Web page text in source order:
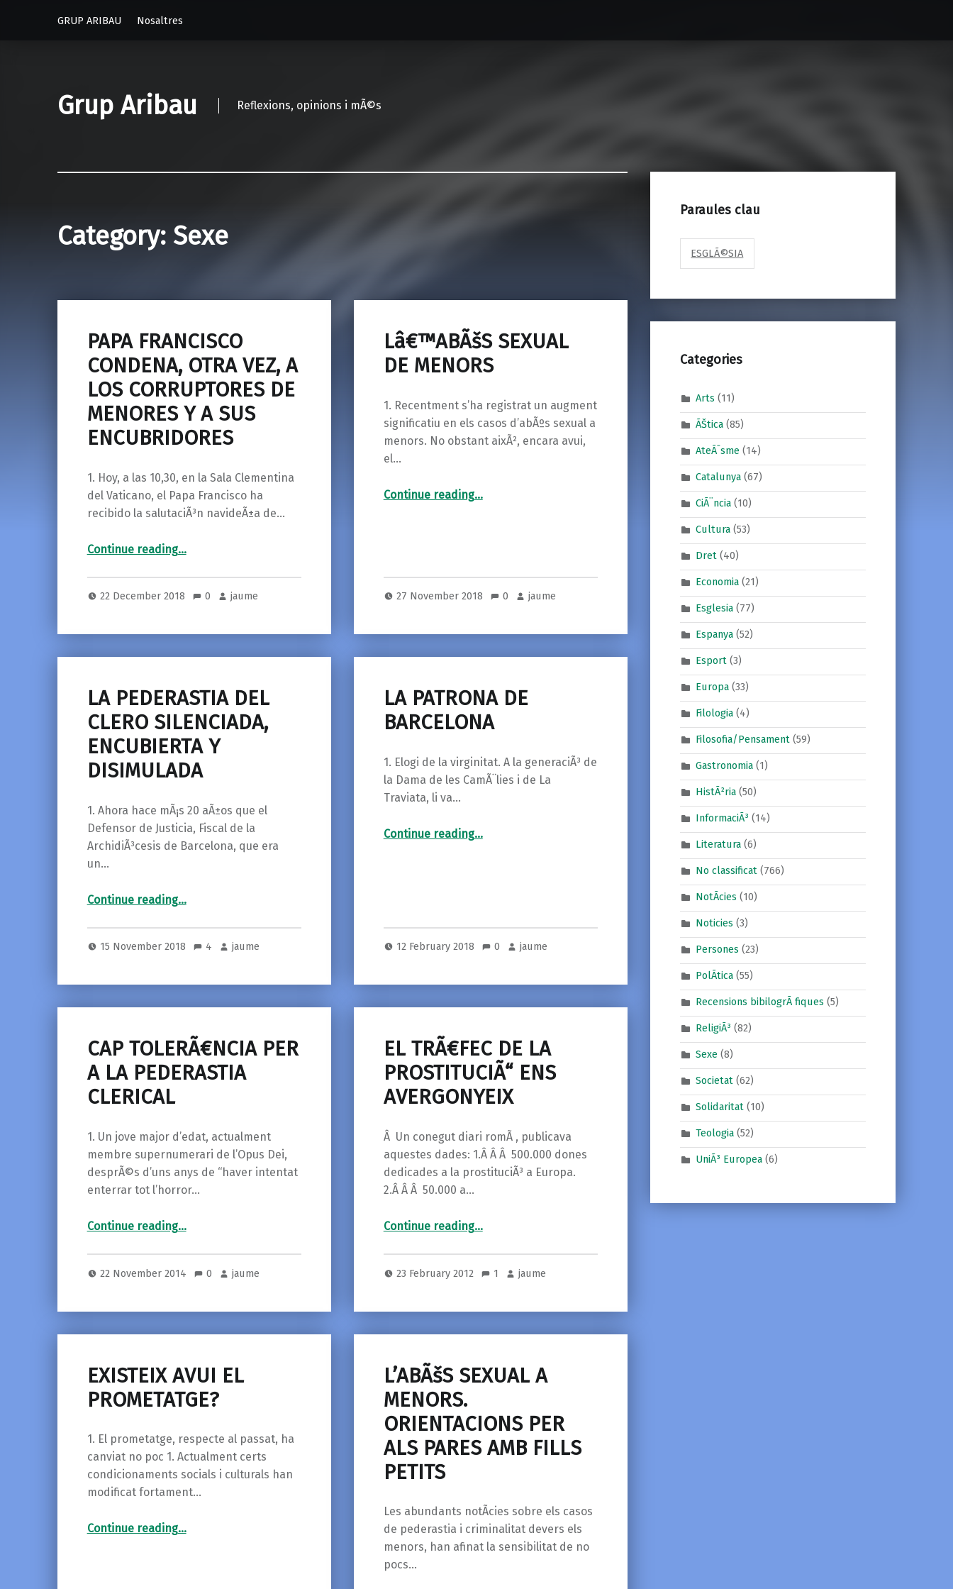
GRUP ARIBAU Nosaltres
Grup Aribau Reflexions, opinions i mÃ©s
Category: Sexe
PAPA FRANCISCO
CONDENA, OTRA VEZ, A
LOS CORRUPTORES DE
MENORES Y A SUS
ENCUBRIDORES
1. Hoy, a las 10,30, en la Sala Clementina
del Vaticano, el Papa Francisco ha
recibido la salutaciÃ³n navideÃ±a de…
Continue reading“PAPA FRANCISCO CONDENA, OTRA VEZ, A LOS CORRUPTORES DE MENORES Y A SUS ENCUBRIDORES”
…
22 December 2018 0 jaume
Lâ€™ABÃšS SEXUAL
DE MENORS
1. Recentment s’ha registrat un augment
significatiu en els casos d’abÃºs sexual a
menors. No obstant aixÃ², encara avui,
el…
Continue reading
“Lâ€™ABÃšS SEXUAL DE MENORS”
…
27 November 2018 0 jaume
LA PEDERASTIA DEL
CLERO SILENCIADA,
ENCUBIERTA Y
DISIMULADA
1. Ahora hace mÃ¡s 20 aÃ±os que el
Defensor de Justicia, Fiscal de la
ArchidiÃ³cesis de Barcelona, que era
un…
Continue reading“LA PEDERASTIA DEL CLERO SILENCIADA, ENCUBIERTA Y DISIMULADA”
…
15 November 2018 4 jaume
LA PATRONA DE
BARCELONA
1. Elogi de la virginitat. A la generaciÃ³ de
la Dama de les CamÃ¨lies i de La
Traviata, li va…
Continue reading
“LA PATRONA DE BARCELONA”
…
12 February 2018 0 jaume
CAP TOLERÃ€NCIA PER
A LA PEDERASTIA
CLERICAL
1. Un jove major d’edat, actualment
membre supernumerari de l’Opus Dei,
desprÃ©s d’uns anys de “haver intentat
enterrar tot l’horror…
Continue reading“CAP TOLERÃ€NCIA PER A LA PEDERASTIA CLERICAL”
…
22 November 2014 0 jaume
EL TRÃ€FEC DE LA
PROSTITUCIÃ“ ENS
AVERGONYEIX
Â Un conegut diari romÃ , publicava
aquestes dades: 1.Â Â Â 500.000 dones
dedicades a la prostituciÃ³ a Europa.
2.Â Â Â 50.000 a…
Continue reading“EL TRÃ€FEC DE LA PROSTITUCIÃ“ ENS AVERGONYEIX”
…
23 February 2012 1 jaume
EXISTEIX AVUI EL
PROMETATGE?
1. El prometatge, respecte al passat, ha
canviat no poc 1. Actualment certs
condicionaments socials i culturals han
modificat fortament…
Continue reading
“EXISTEIX AVUI EL PROMETATGE?”
…
L’ABÃšS SEXUAL A
MENORS.
ORIENTACIONS PER
ALS PARES AMB FILLS
PETITS
Les abundants notÃ­cies sobre els casos
de pederastia i criminalitat devers els
menors, han afinat la sensibilitat de no
pocs…
Paraules clau
ESGLÃ©SIA
Categories
Arts (11)
ÃŠtica(85)
AteÃ¯sme(14)
Catalunya(67)
CiÃ¨ncia(10)
Cultura(53)
Dret(40)
Economia(21)
Esglesia(77)
Espanya(52)
Esport(3)
Europa(33)
Filologia(4)
Filosofia/Pensament(59)
Gastronomia(1)
HistÃ²ria(50)
InformaciÃ³ (14)
Literatura(6)
No classificat(766)
NotÃ­cies (10)
Noticies (3)
Persones (23)
PolÃ­tica(55)
Recensions bibilogrÃ fiques (5)
ReligiÃ³ (82)
Sexe(8)
Societat(62)
Solidaritat(10)
Teologia(52)
UniÃ³ Europea(6)